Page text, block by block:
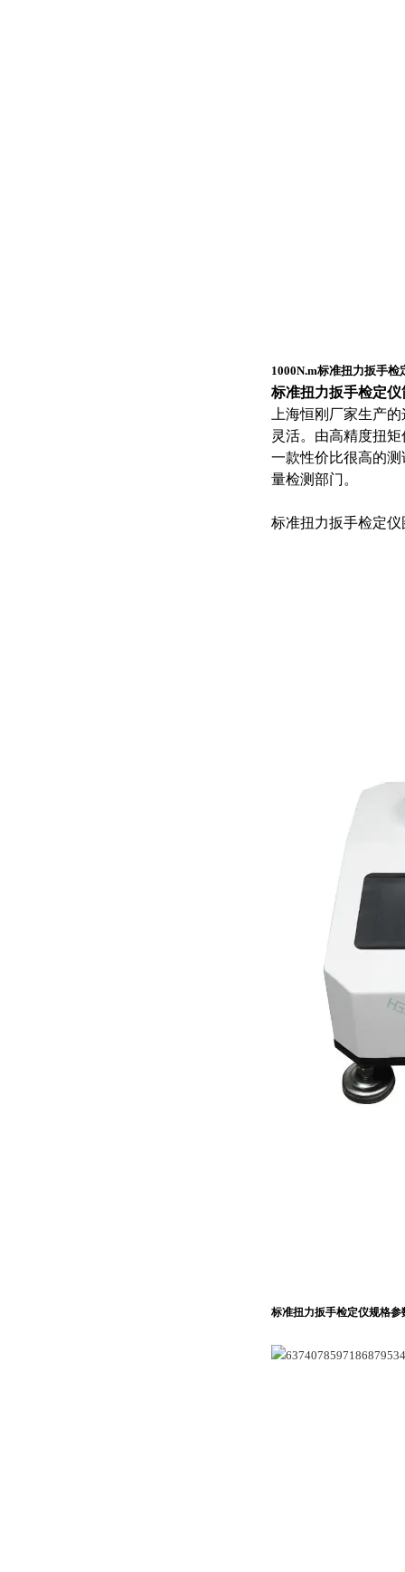
1000N.m标准扭力扳手检
标准扭力扳手检定仪
上海恒刚厂家生产
灵活。由高精度扭
一款性价比很高的
量检测部门。
标准扭力扳手检定仪
标准扭力扳手检定仪规格参